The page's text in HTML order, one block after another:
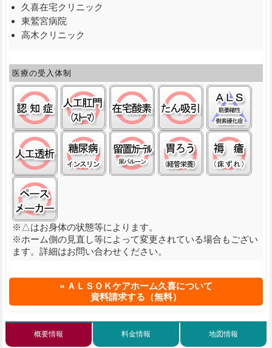
久喜在宅クリニック
東鷲宮病院
高木クリニック
医療の受入体制
認知症:○ ストーマ(人工肛門):○
在宅酸素:○ たん吸引:○ 筋
人工透析:○ 糖尿病(インスリン):○留置カテーテル(尿バルーン
経管栄養(胃ろ
褥
ペースメーカ:○
※△はお身体の状態等によります。
※ホーム側の見直し等によって変更されている場合もござい
ます。詳細はお問い合わせください。
ＡＬＳＯＫケアホーム久喜について
資料請求する（無料）
概要情報 料金情報 地図情報